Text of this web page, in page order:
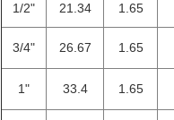
1/2" 21.34 1.65
3/4" 26.67 1.65
1" 33.4 1.65